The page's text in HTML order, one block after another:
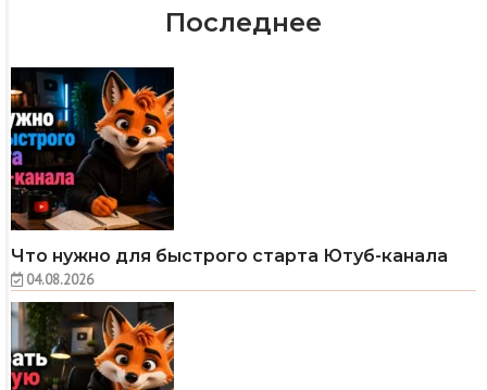
Последнее
Что нужно для быстрого старта Ютуб-канала
04.08.2026